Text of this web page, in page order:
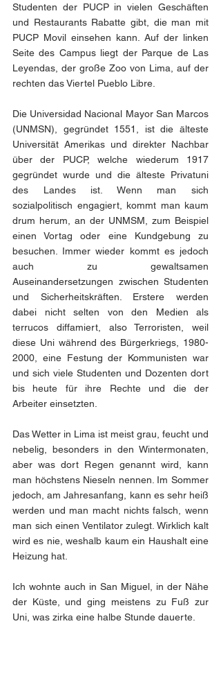
Studenten der PUCP in vielen Geschäften
und Restaurants Rabatte gibt, die man mit
PUCP Movil einsehen kann. Auf der linken
Seite des Campus liegt der Parque de Las
Leyendas, der große Zoo von Lima, auf der
rechten das Viertel Pueblo Libre.
Die Universidad Nacional Mayor San Marcos
(UNMSN), gegründet 1551, ist die älteste
Universität Amerikas und direkter Nachbar
über der PUCP, welche wiederum 1917
gegründet wurde und die älteste Privatuni
des Landes ist. Wenn man sich
sozialpolitisch engagiert, kommt man kaum
drum herum, an der UNMSM, zum Beispiel
einen Vortag oder eine Kundgebung zu
besuchen. Immer wieder kommt es jedoch
auch zu gewaltsamen
Auseinandersetzungen zwischen Studenten
und Sicherheitskräften. Erstere werden
dabei nicht selten von den Medien als
terrucos diffamiert, also Terroristen, weil
diese Uni während des Bürgerkriegs, 1980-
2000, eine Festung der Kommunisten war
und sich viele Studenten und Dozenten dort
bis heute für ihre Rechte und die der
Arbeiter einsetzten.
Das Wetter in Lima ist meist grau, feucht und
nebelig, besonders in den Wintermonaten,
aber was dort Regen genannt wird, kann
man höchstens Nieseln nennen. Im Sommer
jedoch, am Jahresanfang, kann es sehr heiß
werden und man macht nichts falsch, wenn
man sich einen Ventilator zulegt. Wirklich kalt
wird es nie, weshalb kaum ein Haushalt eine
Heizung hat.
Ich wohnte auch in San Miguel, in der Nähe
der Küste, und ging meistens zu Fuß zur
Uni, was zirka eine halbe Stunde dauerte.